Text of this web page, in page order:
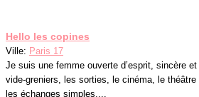
Hello les copines
Ville: Paris 17
Je suis une femme ouverte d’esprit, sincère
vide-greniers, les sorties, le cinéma, le théâtre
les échanges simples,...